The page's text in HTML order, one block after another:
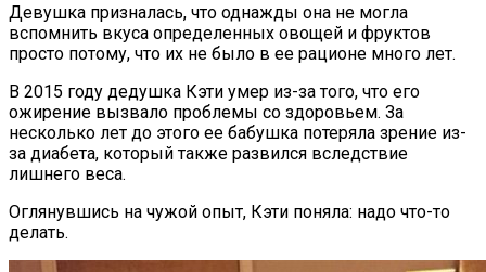
Девушка призналась, что однажды она не могла
вспомнить вкуса определенных овощей и фруктов
просто потому, что их не было в ее рационе много лет.
В 2015 году дедушка Кэти умер из-за того, что его
ожирение вызвало проблемы со здоровьем. За
несколько лет до этого ее бабушка потеряла зрение из-
за диабета, который также развился вследствие
лишнего веса.
Оглянувшись на чужой опыт, Кэти поняла: надо что-то
делать.